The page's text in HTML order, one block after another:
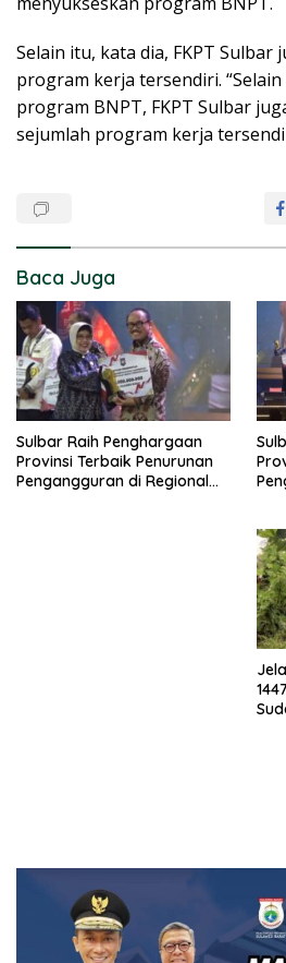
Selain itu, kata dia, FKPT Sulbar
program kerja tersendiri.
program BNPT, FKPT Sulbar
sejumlah program kerja
Baca Juga
Sulbar Raih Penghargaan
Provinsi Terbaik Penurunan
Pengangguran di Regional